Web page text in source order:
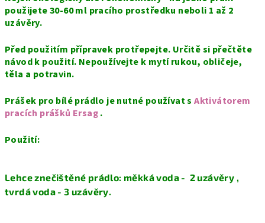
použijete 30-60 ml pracího prostředku neboli 1 až 2
uzávěry.
Před použitím přípravek protřepejte. Určitě si přečtěte
návod k použití. Nepoužívejte k mytí rukou, obličeje,
těla a potravin.
Prášek pro bílé prádlo je nutné používat sAktivátorem
pracích prášků Ersag.
Použití:
Lehce znečištěné prádlo: měkká voda - 2 uzávěry ,
tvrdá voda - 3 uzávěry.